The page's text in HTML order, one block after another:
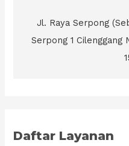
Jl. Raya Serpong
Serpong 1 Cilenggang
Daftar Layanan